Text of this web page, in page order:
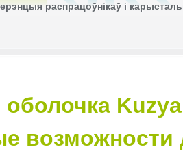
распрацоўнікаў і
возможности